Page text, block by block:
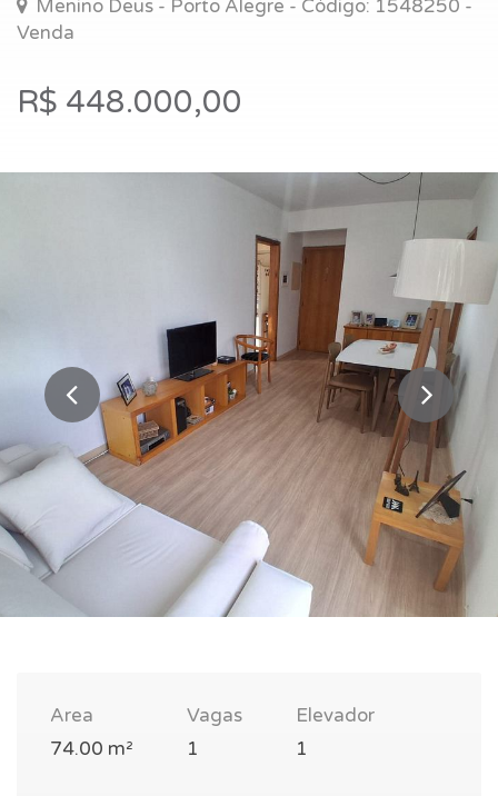
Menino Deus - Porto Alegre - Código: 1548250 -
Venda
R$ 448.000,00
Area
74.00 m²
Vagas
1
Elevador
1